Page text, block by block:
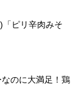
「ピリ辛肉みそ
なのに大満足！鶏